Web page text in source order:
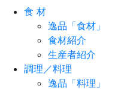
食 材
逸品「食材」
食材紹介
生産者紹介
調理／料理
逸品「料理」